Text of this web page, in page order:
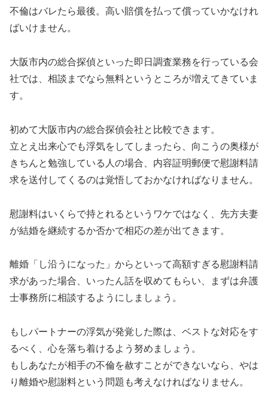
不倫はバレたら最後。高い賠償を払って償っていかなけれ
ばいけません。
大阪市内の総合探偵といった即日調査業務を行っている会
社では、相談までなら無料というところが増えてきていま
す。
初めて大阪市内の総合探偵会社と比較できます。
立とえ出来心でも浮気をしてしまったら、向こうの奥様が
きちんと勉強している人の場合、内容証明郵便で慰謝料請
求を送付してくるのは覚悟しておかなければなりません。
慰謝料はいくらで持とれるというワケではなく、先方夫妻
が結婚を継続するか否かで相応の差が出てきます。
離婚「し沿うになった」からといって高額すぎる慰謝料請
求があった場合、いったん話を収めてもらい、まずは弁護
士事務所に相談するようにしましょう。
もしパートナーの浮気が発覚した際は、ベストな対応をす
るべく、心を落ち着けるよう努めましょう。
もしあなたが相手の不倫を赦すことができないなら、やは
り離婚や慰謝料という問題も考えなければなりません。